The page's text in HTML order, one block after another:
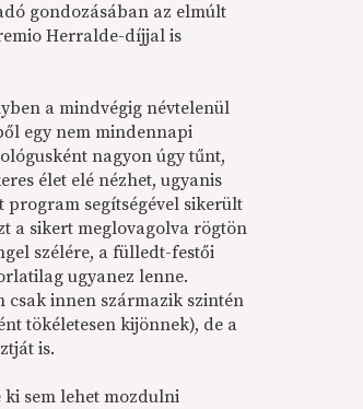
gondozásában az elmúlt
Herralde-díjjal is
a mindvégig névtelenül
egy nem mindennapi
nagyon úgy tűnt,
élet elé nézhet, ugyanis
segítségével sikerült
a sikert meglovagolva rögtön
szélére, a fülledt-festői
ugyanez lenne.
csak innen származik szintén
tökéletesen kijönnek), de a
is.
ki sem lehet mozdulni